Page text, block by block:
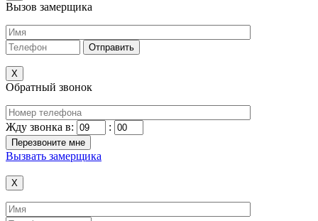
Вызов замерщика
X
Обратный звонок
Жду звонка в: :
Вызвать замерщика
X